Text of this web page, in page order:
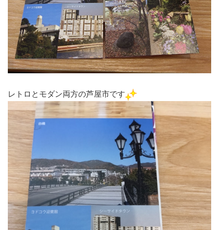
レトロとモダン両方の芦屋市です